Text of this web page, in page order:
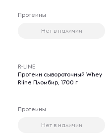
Протеины
Нет в наличии
R-LINE
Протеин сывороточный Whey
Rline Пломбир, 1700 г
Протеины
Нет в наличии